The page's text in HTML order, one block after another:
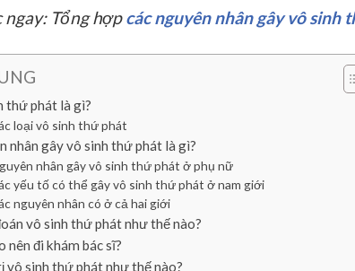
Tổng hợpcác nguyên nhân gây vô sinh
thứ phát là gì?
loại vô sinh thứ phát
nhân gây vô sinh thứ phát là gì?
nhân gây vô sinh thứ phát ở phụ nữ
yếu tố có thể gây vô sinh thứ phát ở nam giới
nguyên nhân có ở cả hai giới
vô sinh thứ phát như thế nào?
nên đi khám bác sĩ?
vô sinh thứ phát như thế nào?